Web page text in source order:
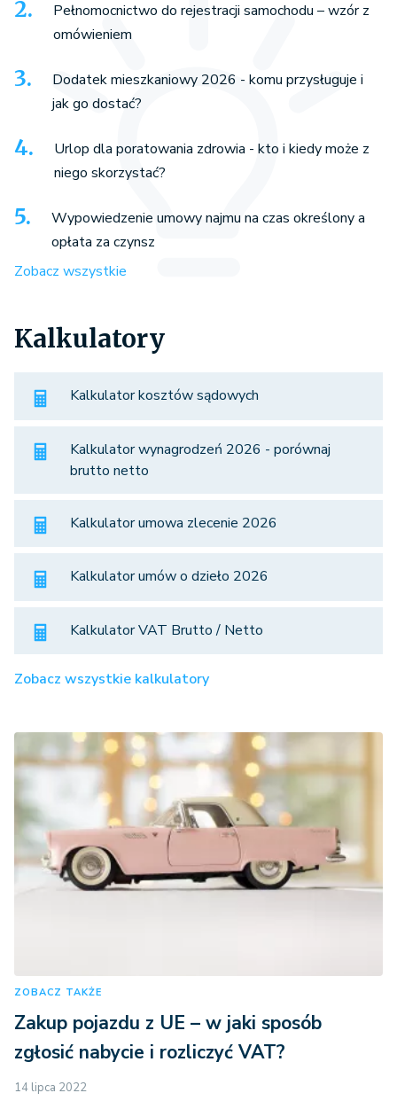
Pełnomocnictwo do rejestracji samochodu – wzór z
omówieniem
Dodatek mieszkaniowy 2026 - komu przysługuje i
jak go dostać?
Urlop dla poratowania zdrowia - kto i kiedy może z
niego skorzystać?
Wypowiedzenie umowy najmu na czas określony a
opłata za czynsz
Zobacz wszystkie
Kalkulatory
Kalkulator kosztów sądowych
Kalkulator wynagrodzeń 2026 - porównaj
brutto netto
Kalkulator umowa zlecenie 2026
Kalkulator umów o dzieło 2026
Kalkulator VAT Brutto / Netto
Zobacz wszystkie kalkulatory
ZOBACZ TAKŻE
Zakup pojazdu z UE – w jaki sposób
zgłosić nabycie i rozliczyć VAT?
14 lipca 2022